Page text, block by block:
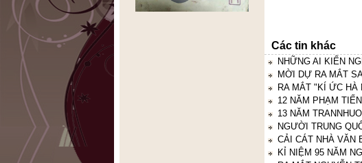
Các tin khác
NHỮNG AI KIẾN
MỜI DỰ RA MẮT
RA MẮT "KÍ ỨC HÀ
12 NĂM PHẠM
13 NĂM
NGƯỜI TRUNG
CẢI CÁT NHÀ VĂN
KỈ NIỆM 95 NĂM